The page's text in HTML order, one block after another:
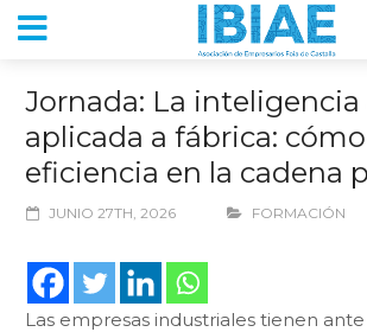
Jornada: La
aplicada a fábrica:
eficiencia en la cadena
JUNIO 27TH, 2026 FORMACIÓN
Las empresas industriales tienen ante